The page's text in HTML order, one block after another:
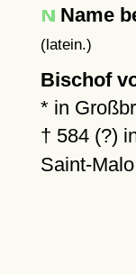
Name
(latein.)
Bischof
* in
† 584 (?)
Saint-